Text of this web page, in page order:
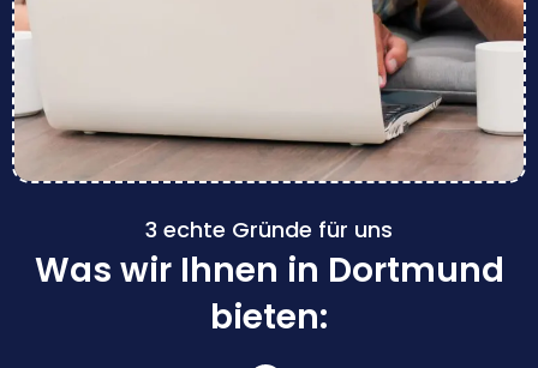
3 echte Gründe für uns
Was wir Ihnen in Dortmund
bieten: